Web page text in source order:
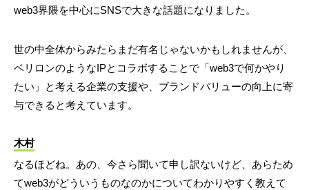
web3界隈を中心にSNSで大きな話題になりました。
世の中全体からみたらまだ有名じゃないかもしれませんが、
ベリロンのようなIPとコラボすることで「web3で何かやり
たい」と考える企業の支援や、ブランドバリューの向上に寄
与できると考えています。
木村
なるほどね。あの、今さら聞いて申し訳ないけど、あらため
てweb3がどういうものなのかについてわかりやすく教えて